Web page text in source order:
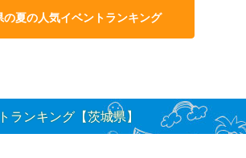
の夏の人気イベントランキング
ランキング【茨城県】